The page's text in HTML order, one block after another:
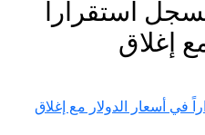
استقراراً
إغلاق